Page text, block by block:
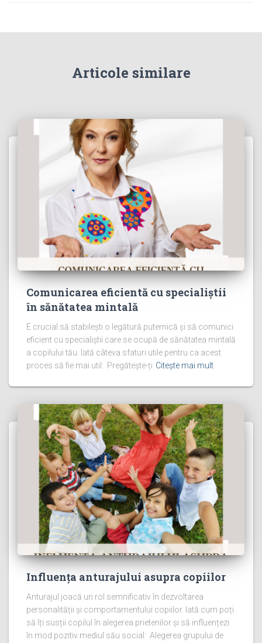
Articole similare
Comunicarea eficientă cu specialiștii
în sănătatea mintală
E crucial să stabilești o legătură puternică și să comunici
eficient cu specialiștii care se ocupă de sănătatea mintală
a copilului tău. Iată câteva sfaturi utile pentru ca acest
proces să fie mai util: Pregătește-ți Citește mai mult
Influența anturajului asupra copiilor
Anturajul joacă un rol semnificativ în dezvoltarea
personalității și comportamentului copiilor. Iată cum poți
să îți susții copilul în alegerea prietenilor și să influențezi
în mod pozitiv mediul său social: Alegerea grupului de